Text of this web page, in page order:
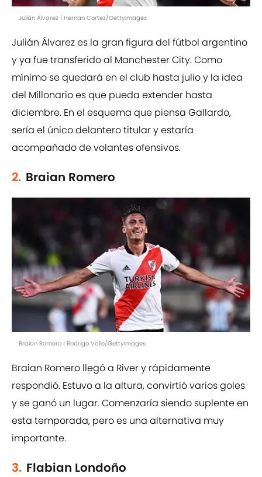
Julián Álvarez | Hernan Cortez/GettyImages
Julián Álvarez es la gran figura del fútbol argentino
y ya fue transferido al Manchester City. Como
mínimo se quedará en el club hasta julio y la idea
del Millonario es que pueda extender hasta
diciembre. En el esquema que piensa Gallardo,
sería el único delantero titular y estaría
acompañado de volantes ofensivos.
2. Braian Romero
Braian Romero | Rodrigo Valle/GettyImages
Braian Romero llegó a River y rápidamente
respondió. Estuvo a la altura, convirtió varios goles
y se ganó un lugar. Comenzaría siendo suplente en
esta temporada, pero es una alternativa muy
importante.
3. Flabian Londoño